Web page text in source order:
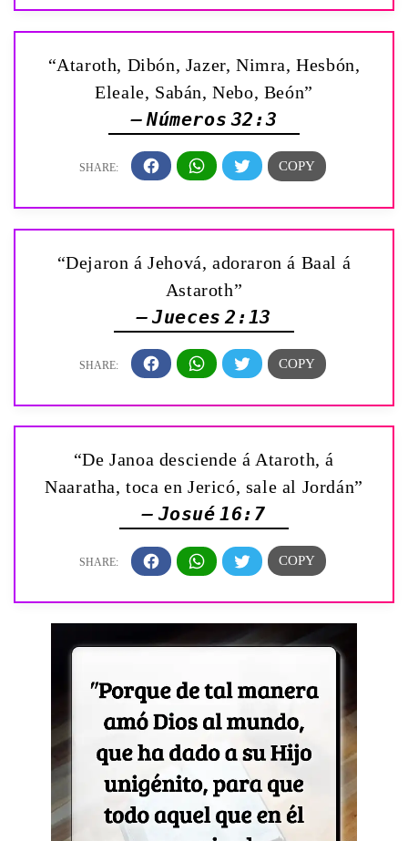
“Ataroth, Dibón, Jazer, Nimra, Hesbón,
Eleale, Sabán, Nebo, Beón”
— Números 32:3
“Dejaron á Jehová, adoraron á Baal á
Astaroth”
— Jueces 2:13
“De Janoa desciende á Ataroth, á
Naaratha, toca en Jericó, sale al Jordán”
— Josué 16:7